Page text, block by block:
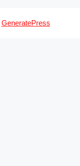
GeneratePress